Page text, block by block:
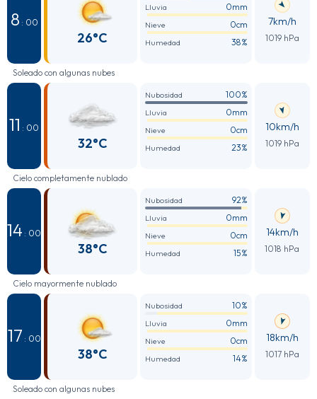
8 : 00
26°C
Lluvia 0mm
Nieve 0cm
Humedad 38%
7km/h
1019 hPa
Soleado con algunas nubes
11 : 00
32°C
Nubosidad 100%
Lluvia 0mm
Nieve 0cm
Humedad 23%
10km/h
1019 hPa
Cielo completamente nublado
14 : 00
38°C
Nubosidad 92%
Lluvia 0mm
Nieve 0cm
Humedad 15%
14km/h
1018 hPa
Cielo mayormente nublado
17 : 00
38°C
Nubosidad 10%
Lluvia 0mm
Nieve 0cm
Humedad 14%
18km/h
1017 hPa
Soleado con algunas nubes